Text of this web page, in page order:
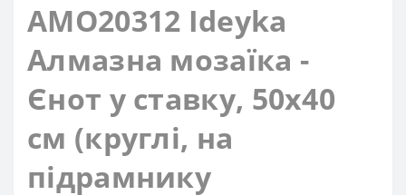
AMO20312 Ideyka
Алмазна мозаїка -
Єнот у ставку, 50x40
см (круглі, на
підрамнику